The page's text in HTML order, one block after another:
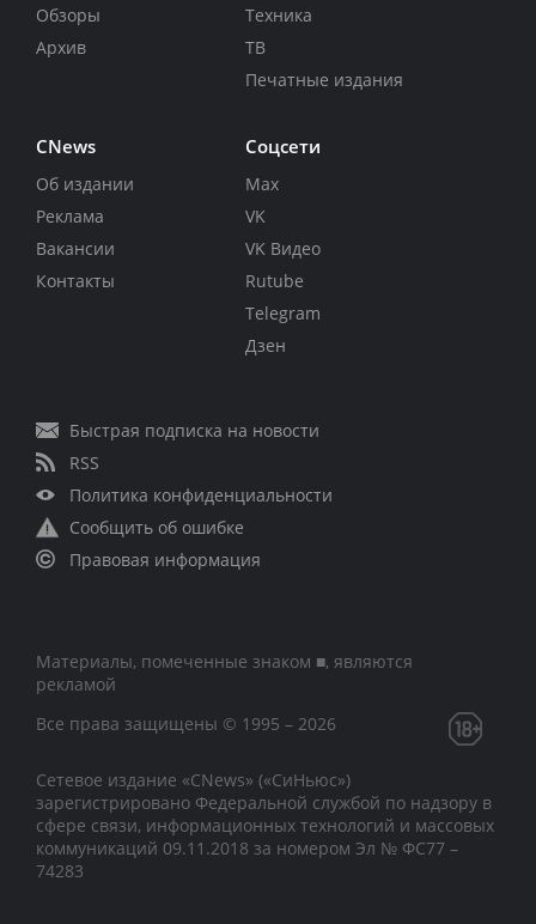
Обзоры
Архив
Техника
ТВ
Печатные издания
CNews
Об издании
Реклама
Вакансии
Контакты
Соцсети
Max
VK
VK Видео
Rutube
Telegram
Дзен
Быстрая подписка на новости
RSS
Политика конфиденциальности
Сообщить об ошибке
Правовая информация
Материалы, помеченные знаком ■, являются
рекламой
Все права защищены © 1995 – 2026
Сетевое издание «CNews» («СиНьюс»)
зарегистрировано Федеральной службой по надзору в
сфере связи, информационных технологий и массовых
коммуникаций 09.11.2018 за номером Эл № ФС77 –
74283